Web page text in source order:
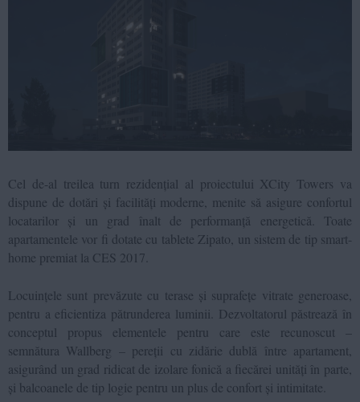
Cel de-al treilea turn rezidențial al proiectului XCity Towers va
dispune de dotări și facilități moderne, menite să asigure confortul
locatarilor și un grad înalt de performanță energetică. Toate
apartamentele vor fi dotate cu tablete Zipato, un sistem de tip smart-
home premiat la CES 2017.
Locuințele sunt prevăzute cu terase și suprafețe vitrate generoase,
pentru a eficientiza pătrunderea luminii. Dezvoltatorul păstrează în
conceptul propus elementele pentru care este recunoscut –
semnătura Wallberg – pereții cu zidărie dublă între apartament,
asigurând un grad ridicat de izolare fonică a fiecărei unități în parte,
și balcoanele de tip logie pentru un plus de confort și intimitate.